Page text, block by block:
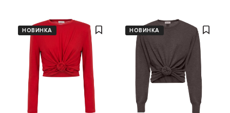
НОВИНКА НОВИНКА